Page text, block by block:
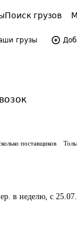
Поиск грузов
грузы
поставщиков
в неделю, с